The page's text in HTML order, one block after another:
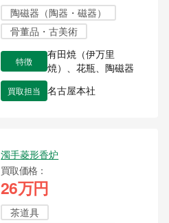
陶磁器（陶器・磁器）
骨董品・古美術
特徴
有田焼（伊万里
焼）、花瓶、陶磁器
買取担当 名古屋本社
濁手菱形香炉
買取価格
26万円
茶道具